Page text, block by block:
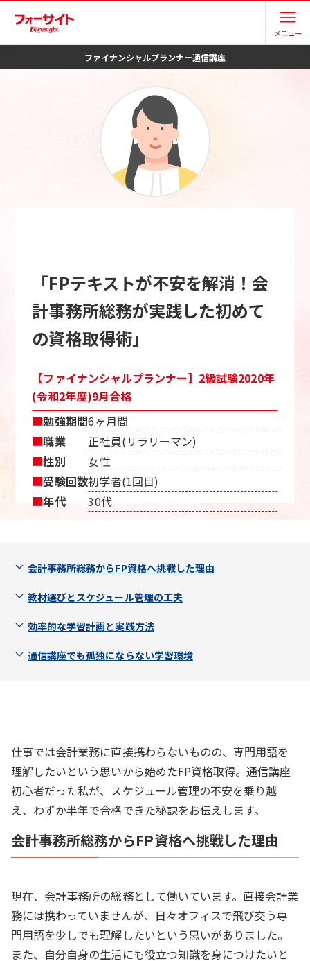
メニュー
ファイナンシャルプランナー通信講座
「FPテキストが不安を解消！会
計事務所総務が実践した初めて
の資格取得術」
【ファイナンシャルプランナー】2級試験2020年
(令和2年度)9月合格
■勉強期間6ヶ月間
■職業
正社員(サラリーマン)
■性別
女性
■受験回数初学者(1回目)
■年代 30代
会計事務所総務からFP資格へ挑戦した理由
教材選びとスケジュール管理の工夫
効率的な学習計画と実践方法
通信講座でも孤独にならない学習環境
仕事では会計業務に直接携わらないものの、専門用語を
理解したいという思いから始めたFP資格取得。通信講座
初心者だった私が、スケジュール管理の不安を乗り越
え、わずか半年で合格できた秘訣をお伝えします。
会計事務所総務からFP資格へ挑戦した理由
現在、会計事務所の総務として働いています。直接会計業
務には携わっていませんが、日々オフィスで飛び交う専
門用語を少しでも理解したいという思いがありました。
また、自分自身の生活にも役立つ知識を身につけたいと